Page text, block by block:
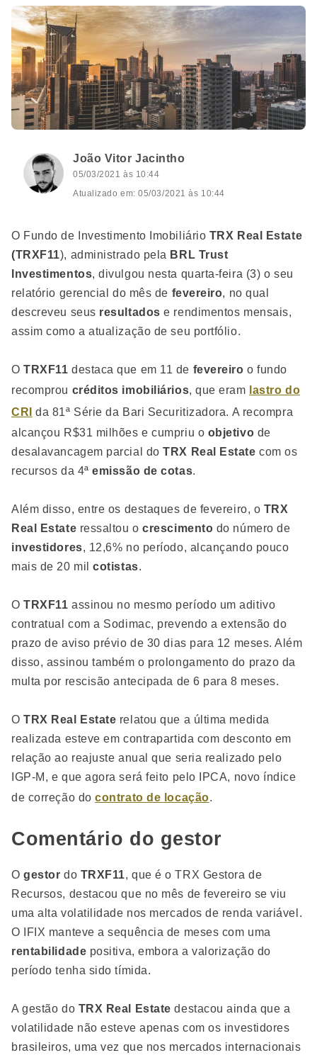
João Vitor Jacintho
05/03/2021 às 10:44
Atualizado em: 05/03/2021 às 10:44
O Fundo de Investimento Imobiliário TRX Real Estate
(TRXF11), administrado pela BRL Trust
Investimentos, divulgou nesta quarta-feira (3) o seu
relatório gerencial do mês de fevereiro, no qual
descreveu seus resultados e rendimentos mensais,
assim como a atualização de seu portfólio.
OTRXF11 destaca que em 11 de fevereiro o fundo
recomprou créditos imobiliários, que eram lastro do
CRI da 81ª Série da Bari Securitizadora. A recompra
alcançou R$31 milhões e cumpriu o objetivo de
desalavancagem parcial doTRX Real Estate com os
recursos da 4ªemissão de cotas.
Além disso, entre os destaques de fevereiro, o TRX
Real Estate ressaltou ocrescimento do número de
investidores, 12,6% no período, alcançando pouco
mais de 20 milcotistas.
OTRXF11 assinou no mesmo período um aditivo
contratual com a Sodimac, prevendo a extensão do
prazo de aviso prévio de 30 dias para 12 meses. Além
disso, assinou também o prolongamento do prazo da
multa por rescisão antecipada de 6 para 8 meses.
OTRX Real Estate relatou que a última medida
realizada esteve em contrapartida com desconto em
relação ao reajuste anual que seria realizado pelo
IGP-M, e que agora será feito pelo IPCA, novo índice
de correção docontrato de locação.
Comentário do gestor
Ogestor do TRXF11, que é o TRX Gestora de
Recursos, destacou que no mês de fevereiro se viu
uma alta volatilidade nos mercados de renda variável.
O IFIX manteve a sequência de meses com uma
rentabilidade positiva, embora a valorização do
período tenha sido tímida.
A gestão do TRX Real Estate destacou ainda que a
volatilidade não esteve apenas com os investidores
brasileiros, uma vez que nos mercados internacionais